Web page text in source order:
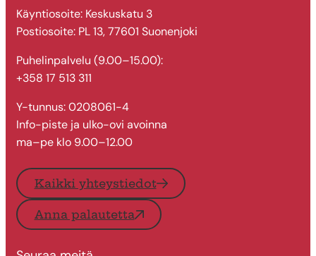
Käyntiosoite: Keskuskatu 3
Postiosoite: PL 13, 77601 Suonenjoki
Puhelinpalvelu (9.00–15.00):
+358 17 513 311
Y-tunnus: 0208061-4
Info-piste ja ulko-ovi avoinna
ma–pe klo 9.00–12.00
Kaikki yhteystiedot
Anna palautetta